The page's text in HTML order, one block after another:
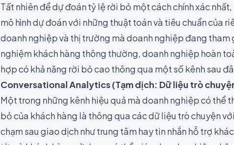
Tất nhiên để dự đoán tỷ lệ rời bỏ một cách chính xác
mô hình dự đoán với những thuật toán và tiêu chuẩn của
doanh nghiệp và thị trường mà doanh nghiệp đang tham
nghiệm khách hàng thông thường, doanh nghiệp hoàn
hợp có khả năng rời bỏ cao thông qua một số kênh sau
Conversational Analytics (Tạm dịch: Dữ liệu trò
Một trong những kênh hiệu quả mà doanh nghiệp có thể
bỏ của khách hàng là thông qua cácdữ liệu trò chuyện
chạm sau giao dịch như trung tâm hay tin nhắn hỗ trợ